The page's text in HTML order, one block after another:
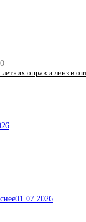
оправ и линз в
01.07.2026